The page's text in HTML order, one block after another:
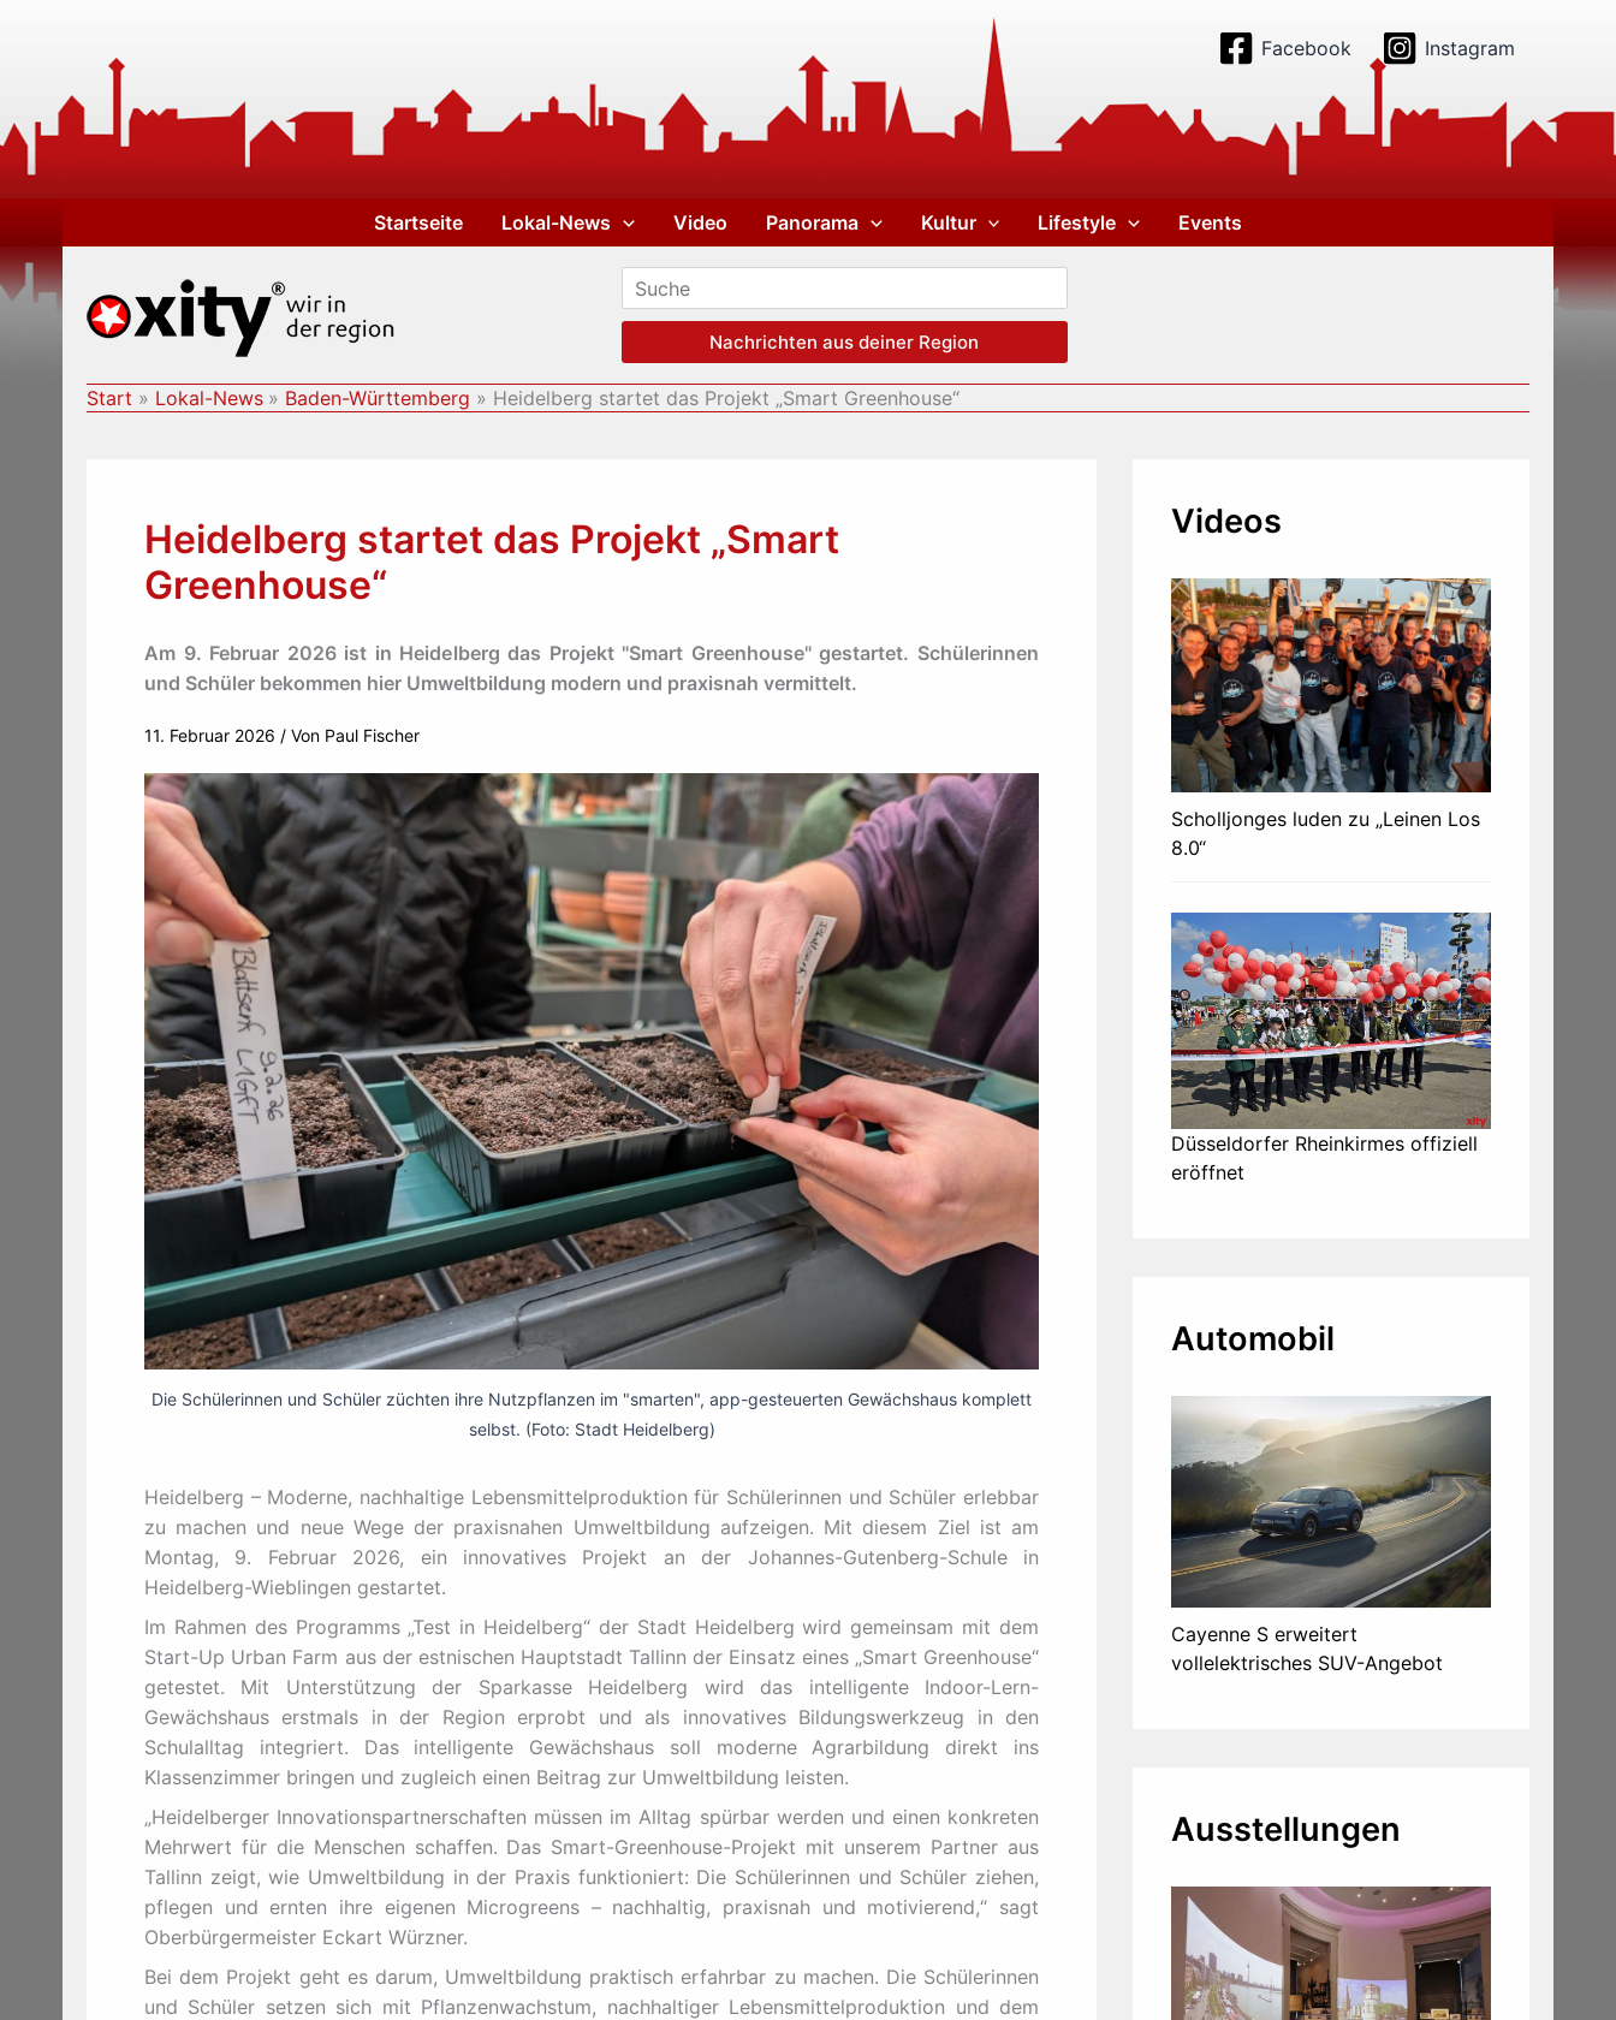
Facebook Instagram
Startseite Lokal-News Video Panorama Kultur Lifestyle Events
Nachrichten aus deiner Region
Start Lokal-News Baden-Württemberg Heidelberg startet das Projekt „Smart Greenhouse“
Heidelberg startet das Projekt „Smart
Greenhouse“
Am 9. Februar 2026 ist in Heidelberg das Projekt "Smart Greenhouse" gestartet. Schülerinnen
und Schüler bekommen hier Umweltbildung modern und praxisnah vermittelt.
11. Februar 2026 / Von Paul Fischer
Die Schülerinnen und Schüler züchten ihre Nutzpflanzen im "smarten", app-gesteuerten Gewächshaus komplett
selbst. (Foto: Stadt Heidelberg)
Heidelberg – Moderne, nachhaltige Lebensmittelproduktion für Schülerinnen und Schüler erlebbar
zu machen und neue Wege der praxisnahen Umweltbildung aufzeigen. Mit diesem Ziel ist am
Montag, 9. Februar 2026, ein innovatives Projekt an der Johannes-Gutenberg-Schule in
Heidelberg-Wieblingen gestartet.
Im Rahmen des Programms „Test in Heidelberg“ der Stadt Heidelberg wird gemeinsam mit dem
Start-Up Urban Farm aus der estnischen Hauptstadt Tallinn der Einsatz eines „Smart Greenhouse“
getestet. Mit Unterstützung der Sparkasse Heidelberg wird das intelligente Indoor-Lern-
Gewächshaus erstmals in der Region erprobt und als innovatives Bildungswerkzeug in den
Schulalltag integriert. Das intelligente Gewächshaus soll moderne Agrarbildung direkt ins
Klassenzimmer bringen und zugleich einen Beitrag zur Umweltbildung leisten.
„Heidelberger Innovationspartnerschaften müssen im Alltag spürbar werden und einen konkreten
Mehrwert für die Menschen schaffen. Das Smart-Greenhouse-Projekt mit unserem Partner aus
Tallinn zeigt, wie Umweltbildung in der Praxis funktioniert: Die Schülerinnen und Schüler ziehen,
pflegen und ernten ihre eigenen Microgreens – nachhaltig, praxisnah und motivierend,“ sagt
Oberbürgermeister Eckart Würzner.
Bei dem Projekt geht es darum, Umweltbildung praktisch erfahrbar zu machen. Die Schülerinnen
und Schüler setzen sich mit Pflanzenwachstum, nachhaltiger Lebensmittelproduktion und dem
Videos
Scholljonges luden zu „Leinen Los
8.0“
Düsseldorfer Rheinkirmes offiziell
eröffnet
Automobil
Cayenne S erweitert
vollelektrisches SUV-Angebot
Ausstellungen